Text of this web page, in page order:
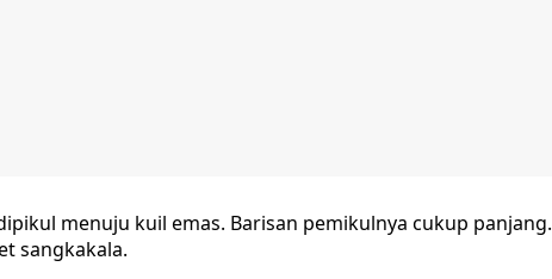
menuju kuil emas. Barisan pemikulnya cukup panjang.
sangkakala.